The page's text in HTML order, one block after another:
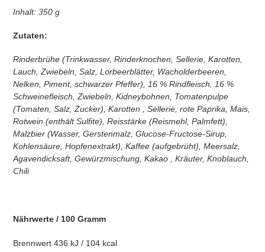
Inhalt: 350 g
Zutaten:
Rinderbrühe (Trinkwasser, Rinderknochen, Sellerie, Karotten,
Lauch, Zwiebeln, Salz, Lorbeerblätter, Wacholderbeeren,
Nelken, Piment, schwarzer Pfeffer), 16 % Rindfleisch, 16 %
Schweinefleisch, Zwiebeln, Kidneybohnen, Tomatenpulpe
(Tomaten, Salz, Zucker), Karotten , Sellerie, rote Paprika, Mais,
Rotwein (enthält Sulfite), Reisstärke (Reismehl, Palmfett),
Malzbier (Wasser, Gerstenmalz, Glucose-Fructose-Sirup,
Kohlensäure, Hopfenextrakt), Kaffee (aufgebrüht), Meersalz,
Agavendicksaft, Gewürzmischung, Kakao , Kräuter, Knoblauch,
Chili
Nährwerte / 100 Gramm
Brennwert 436 kJ / 104 kcal